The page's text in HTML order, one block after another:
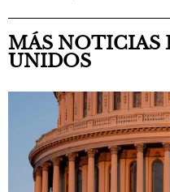
MÁS NOTICIAS
UNIDOS